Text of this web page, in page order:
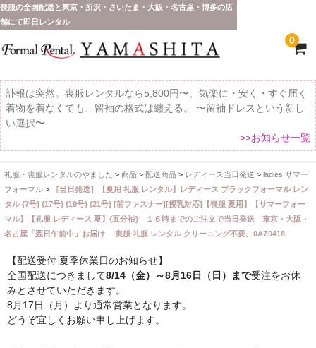
喪服の全国配送と東京・所沢・さいたま・大阪・名古屋・博多の店
舗にて即日レンタル
0
訃報は突然。喪服レンタルなら5,800円〜、気楽に・安く・すぐ届く
着物を着なくても、留袖の格式は纏える。 〜留袖ドレスという新し
い選択〜
>>お知らせ一覧
ホーム
全 国 配 送
受取り場所が選べます
東京即日バイク便
配送・お支払い方法
礼服・喪服レンタルのやました > 商品> 配送商品> レディース当日発送 > ladies サマー
フォーマル>
［当日発送］【夏用 礼服 レンタル】レディース ブラックフォーマル レン
タル {7号} {17号} {19号} {21号} [前ファスナー][授乳対応]【喪服 夏用】【サマーフォー
マル】【礼服 レディース 夏】{五分袖} １６時までのご注文で当日発送 東京・大阪・
名古屋「翌日午前中」お届け 喪服 礼服 レンタル クリーニング不要。0AZ0418
【配送受付 夏季休業日のお知らせ】
全国配送につきまして8/14（金）～8月16日（日）まで受注をお休
みとさせていただきます。
8月17日（月）より通常営業となります。
どうぞ宜しくお願い申し上げます。